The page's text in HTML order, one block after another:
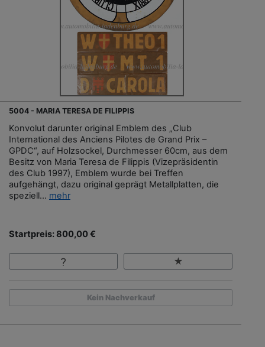
5004 - MARIA TERESA DE FILIPPIS
Konvolut darunter original Emblem des „Club
International des Anciens Pilotes de Grand Prix –
GPDC“, auf Holzsockel, Durchmesser 60cm, aus dem
Besitz von Maria Teresa de Filippis (Vizepräsidentin
des Club 1997), Emblem wurde bei Treffen
aufgehängt, dazu original geprägt Metallplatten, die
speziell... mehr
Startpreis: 800,00 €
Kein Nachverkauf